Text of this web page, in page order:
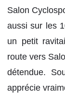
Salon
aussi sur les
un petit
route vers
détendue.
apprécie